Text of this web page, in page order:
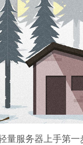
量服务器上手第